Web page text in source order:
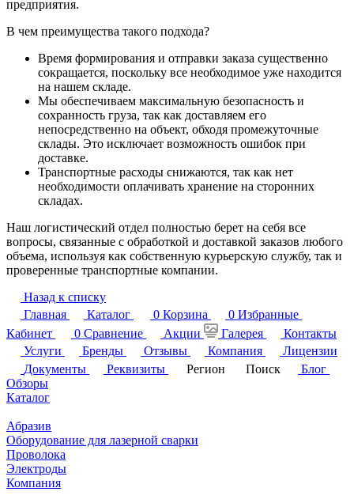
предприятия.
В чем преимущества такого подхода?
Время формирования и отправки заказа существенно
сокращается, поскольку все необходимое уже находится
на нашем складе.
Мы обеспечиваем максимальную безопасность и
сохранность груза, так как доставляем его
непосредственно на объект, обходя промежуточные
склады. Это исключает возможность ошибок при
доставке.
Транспортные расходы снижаются, так как нет
необходимости оплачивать хранение на сторонних
складах.
Наш логистический отдел полностью берет на себя все
вопросы, связанные с обработкой и доставкой заказов любого
объема, используя как собственную курьерскую службу, так и
проверенные транспортные компании.
Назад к списку
Главная
Каталог 0 Корзина 0 Избранные
Кабинет
0 Сравнение Акции Галерея
Контакты
Услуги
Бренды Отзывы Компания
Лицензии
Документы
Реквизиты Регион Поиск
Блог
Обзоры
Каталог
Абразив
Оборудование для лазерной сварки
Проволока
Электроды
Компания